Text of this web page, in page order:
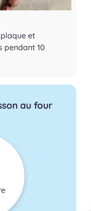
et
pendant 10
au four